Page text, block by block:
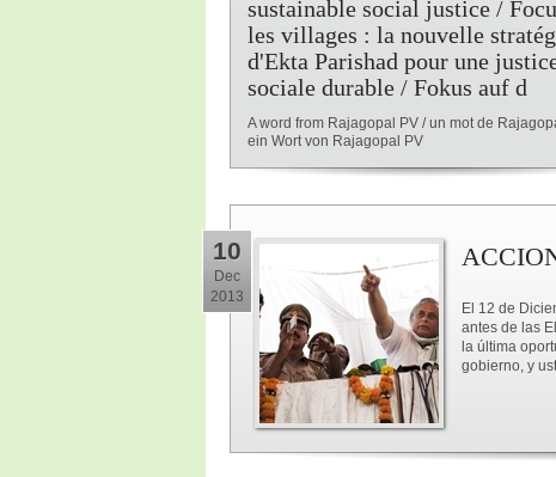
sustainable social justice /
les villages : la nouvelle
d'Ekta Parishad pour une
sociale durable / Fokus auf d
A word from Rajagopal PV / un mot de
ein Wort von Rajagopal PV
10
Dec
2013
El 12 de
antes de las
la última
gobierno, y